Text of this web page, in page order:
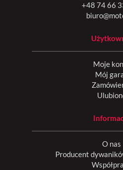
+48 74 66
Moje
Mój
O nas
Producent